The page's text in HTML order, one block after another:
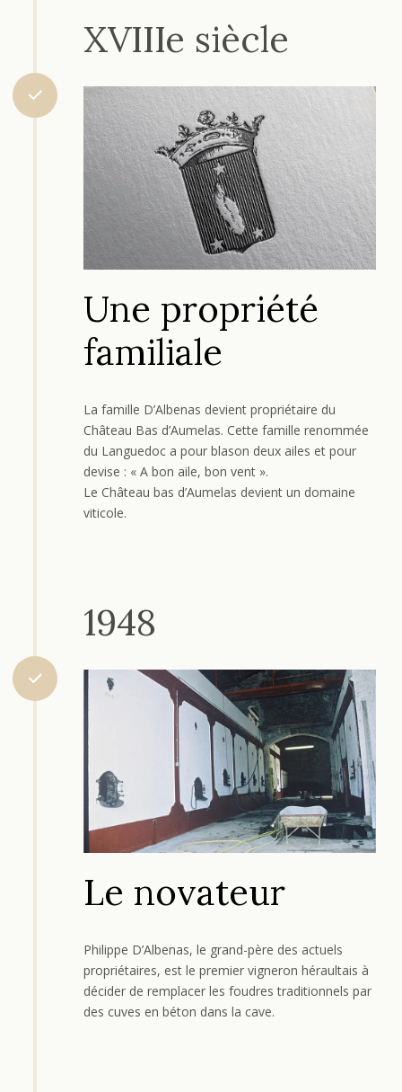
XVIIIe siècle
Une propriété
familiale
La famille D’Albenas devient propriétaire du
Château Bas d’Aumelas. Cette famille renommée
du Languedoc a pour blason deux ailes et pour
devise : « A bon aile, bon vent ».
Le Château bas d’Aumelas devient un domaine
viticole.
1948
Le novateur
Philippe D’Albenas, le grand-père des actuels
propriétaires, est le premier vigneron héraultais à
décider de remplacer les foudres traditionnels par
des cuves en béton dans la cave.